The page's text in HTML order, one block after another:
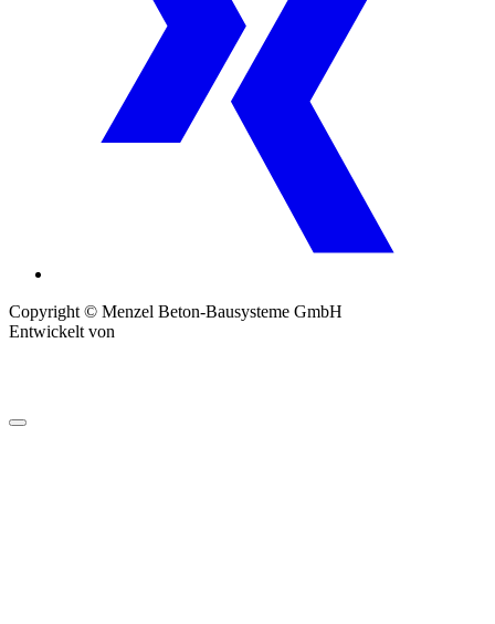
Copyright © Menzel Beton-Bausysteme GmbH
Entwickelt von